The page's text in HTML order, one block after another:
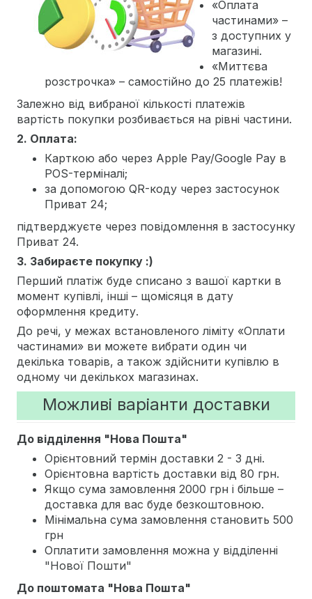
«Оплата
частинами» –
з доступних у
магазині.
«Миттєва
розстрочка» – самостійно до 25 платежів!
Залежно від вибраної кількості платежів
вартість покупки розбивається на рівні частини.
2. Оплата:
Карткою або через Apple Pay/Google Pay в
POS-терміналі;
за допомогою QR-коду через застосунок
Приват 24;
підтверджуєте через повідомлення в застосунку
Приват 24.
3. Забираєте покупку :)
Перший платіж буде списано з вашої картки в
момент купівлі, інші – щомісяця в дату
оформлення кредиту.
До речі, у межах встановленого ліміту «Оплати
частинами» ви можете вибрати один чи
декілька товарів, а також здійснити купівлю в
одному чи декількох магазинах.
Можливі варіанти доставки
До відділення "Нова Пошта"
Орієнтовний термін доставки 2 - 3 дні.
Орієнтовна вартість доставки від 80 грн.
Якщо сума замовлення 2000 грн і більше –
доставка для вас буде безкоштовною.
Мінімальна сума замовлення становить 500
грн
Оплатити замовлення можна у відділенні
"Нової Пошти"
До поштомата "Нова Пошта"